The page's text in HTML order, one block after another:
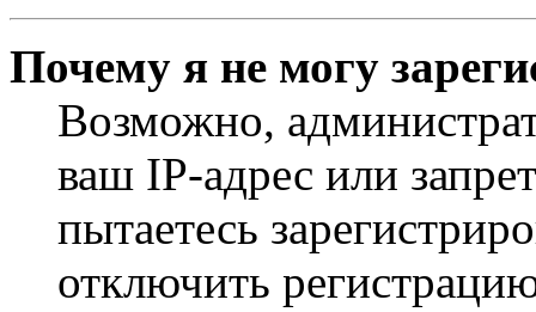
Почему я не могу
Возможно,
ваш IP-адрес или
пытаетесь
отключить